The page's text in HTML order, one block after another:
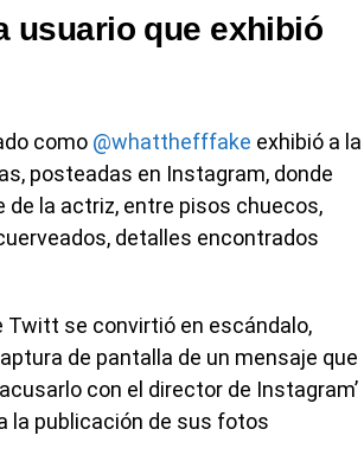
usuario que exhibió
como @whatthefffake exhibió a la
posteadas en Instagram, donde
de la actriz, entre pisos chuecos,
detalles encontrados
Twitt se convirtió en escándalo,
de pantalla de un mensaje que
con el director de Instagram’
la publicación de sus fotos